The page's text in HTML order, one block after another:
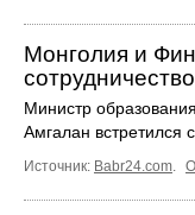
Монголия и
Министр
Амгалан встретился
Источник: Babr24.com.